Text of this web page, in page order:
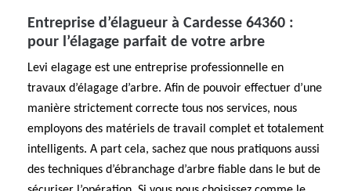
Entreprise d’élagueur à Cardesse 64360 :
pour l’élagage parfait de votre arbre
Levi elagage est une entreprise professionnelle en
travaux d’élagage d’arbre. Afin de pouvoir effectuer d’une
manière strictement correcte tous nos services, nous
employons des matériels de travail complet et totalement
intelligents. A part cela, sachez que nous pratiquons aussi
des techniques d’ébranchage d’arbre fiable dans le but de